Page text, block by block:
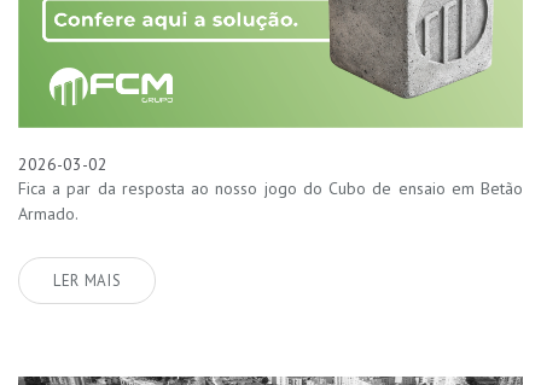
2026-03-02
Fica a par da resposta ao nosso jogo do Cubo de ensaio em Betão
Armado.
LER MAIS